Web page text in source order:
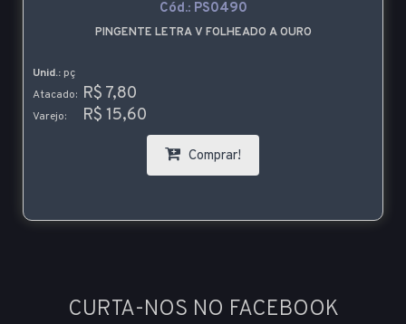
Cód.: PS0490
PINGENTE LETRA V FOLHEADO A OURO
Unid.: pç
Atacado: R$ 7,80
Varejo: R$ 15,60
Comprar!
CURTA-NOS NO FACEBOOK